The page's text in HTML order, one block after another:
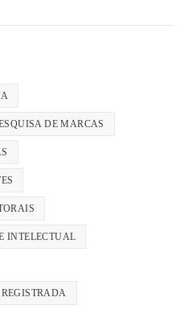
DE MARCAS
INTELECTUAL